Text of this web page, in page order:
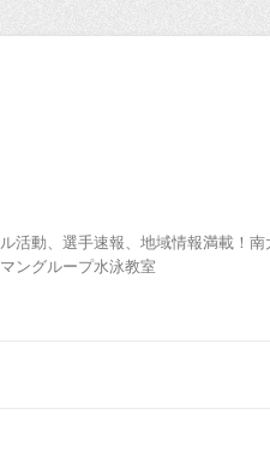
活動、選手速報、地域情報満載！
ングループ水泳教室